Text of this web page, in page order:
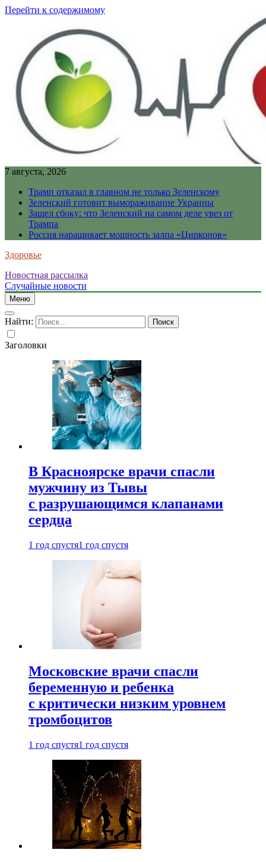
Перейти к содержимому
7 августа, 2026
Трамп отказал в главном не только Зеленскому
Зеленский готовит вымораживание Украины
Зашел сбоку: что Зеленский на самом деле увез от
Трампа
Россия наращивает мощность залпа «Цирконов»
Здоровье
Новостная рассылка
Случайные новости
Меню
Найти:
Заголовки
В Красноярске врачи спасли
мужчину из Тывы
с разрушающимся клапанами
сердца
1 год спустя1 год спустя
Московские врачи спасли
беременную и ребенка
с критически низким уровнем
тромбоцитов
1 год спустя1 год спустя